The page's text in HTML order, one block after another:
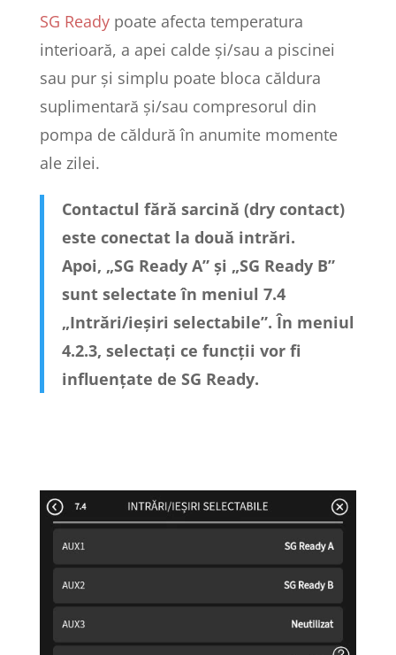
SG Readypoate afecta temperatura
interioară, a apei calde și/sau a piscinei
sau pur și simplu poate bloca căldura
suplimentară și/sau compresorul din
pompa de căldură în anumite momente
ale zilei.
Contactul fără sarcină (dry contact)
este conectat la două intrări.
Apoi, „SG Ready A” și „SG Ready B”
sunt selectate în meniul 7.4
„Intrări/ieșiri selectabile”. În meniul
4.2.3, selectați ce funcții vor fi
influențate de SG Ready.